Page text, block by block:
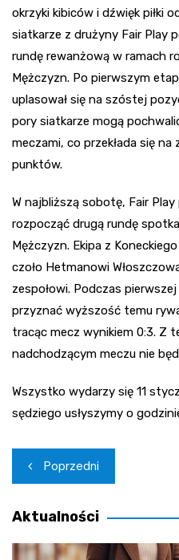
okrzyki kibiców i dźwięk piłki
siatkarze z drużyny Fair Play
rundę rewanżową w ramach
Mężczyzn. Po pierwszym
uplasował się na szóstej
pory siatkarze mogą
meczami, co przekłada się
punktów.
W najbliższą sobotę, Fair
rozpocząć drugą rundę
Mężczyzn. Ekipa z
czoło Hetmanowi
zespołowi. Podczas
przyznać wyższość temu
tracąc mecz wynikiem 0:3. Z
nadchodzącym meczu nie
Wszystko wydarzy się 11
sędziego usłyszymy o
Nawigacja
wpisu
Poprzedni
Aktualności